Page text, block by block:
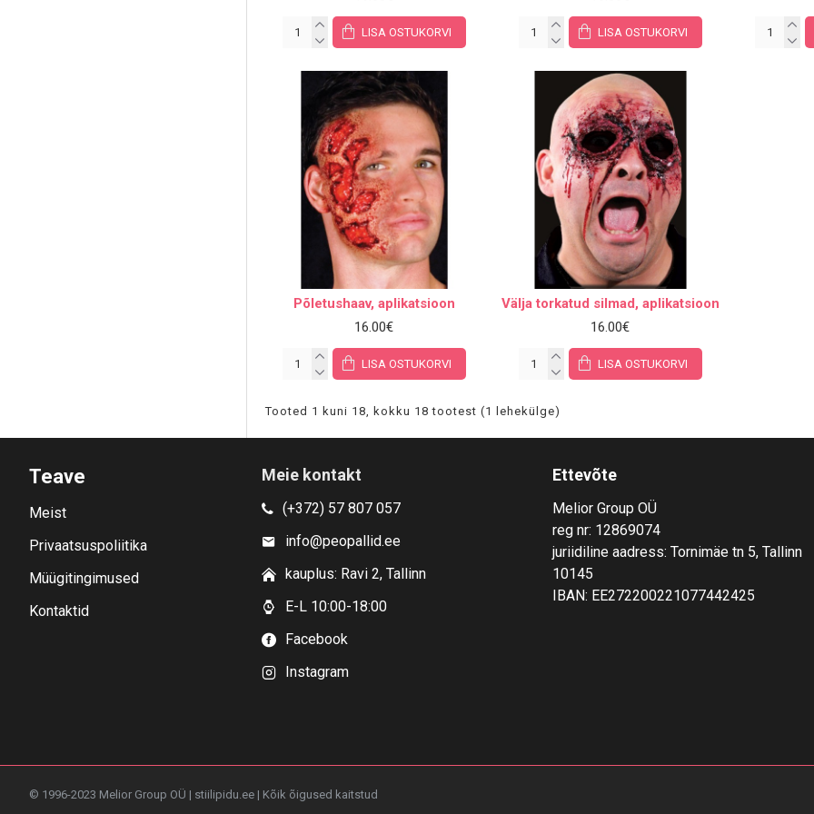
LISA OSTUKORVI LISA OSTUKORVI
Põletushaav, aplikatsioon
16.00€
LISA OSTUKORVI
Välja torkatud silmad, aplikatsioon
16.00€
LISA OSTUKORVI
Tooted 1 kuni 18, kokku 18 tootest (1 lehekülge)
Teave
Meist
Privaatsuspoliitika
Müügitingimused
Kontaktid
Meie kontakt
(+372) 57 807 057
info@peopallid.ee
kauplus: Ravi 2, Tallinn
E-L 10:00-18:00
Facebook
Instagram
Ettevõte
Melior Group OÜ
reg nr: 12869074
juriidiline aadress: Tornimäe tn 5, Tallinn
10145
IBAN: EE272200221077442425
© 1996-2023 Melior Group OÜ | stiilipidu.ee | Kõik õigused kaitstud